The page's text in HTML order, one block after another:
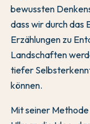
bewussten
dass wir durch das
Erzählungen zu
Landschaften
tiefer
können.
Mit seiner